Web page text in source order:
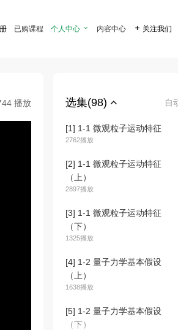
已购课程 个人中心  内容中心  关注我们
播放 选集(98) 自
[1] 1-1 微观粒子运动特征
2762播放
[2] 1-1 微观粒子运动特征
（上）
2897播放
[3] 1-1 微观粒子运动特征
（下）
1325播放
[4] 1-2 量子力学基本假设
（上）
1638播放
[5] 1-2 量子力学基本假设
（下）